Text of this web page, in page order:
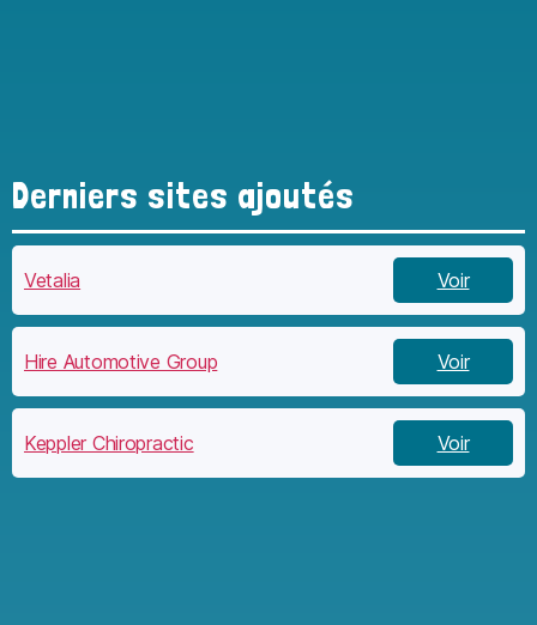
Derniers sites ajoutés
Vetalia Voir
Hire Automotive Group Voir
Keppler Chiropractic Voir